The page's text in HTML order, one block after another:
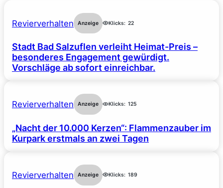
Revierverhalten Anzeige Klicks: 22
Stadt Bad Salzuflen verleiht Heimat-Preis –
besonderes Engagement gewürdigt.
Vorschläge ab sofort einreichbar.
Revierverhalten Anzeige Klicks: 125
„Nacht der 10.000 Kerzen“: Flammenzauber im
Kurpark erstmals an zwei Tagen
Revierverhalten Anzeige Klicks: 189